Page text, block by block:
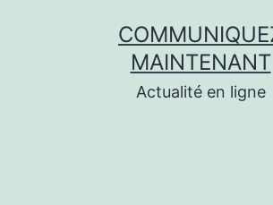
MAINTENANT
Actualité en ligne